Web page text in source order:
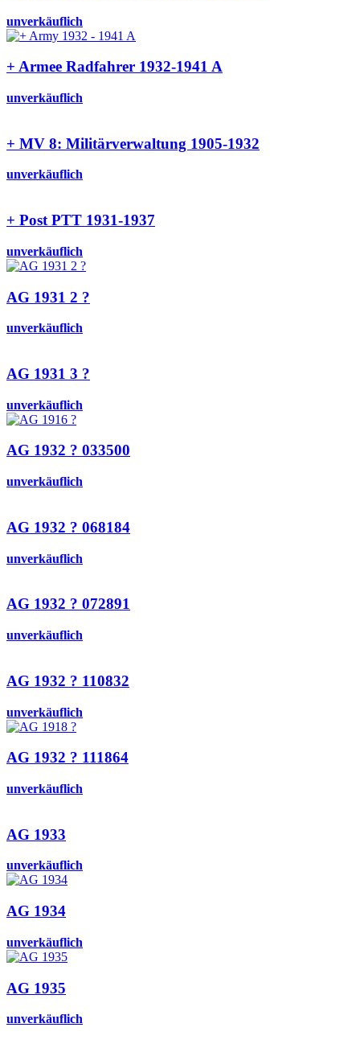
unverkäuflich
+ Armee Radfahrer 1932-1941 A
unverkäuflich
+ MV 8: Militärverwaltung 1905-1932
unverkäuflich
+ Post PTT 1931-1937
unverkäuflich
AG 1931 2 ?
unverkäuflich
AG 1931 3 ?
unverkäuflich
AG 1932 ? 033500
unverkäuflich
AG 1932 ? 068184
unverkäuflich
AG 1932 ? 072891
unverkäuflich
AG 1932 ? 110832
unverkäuflich
AG 1932 ? 111864
unverkäuflich
AG 1933
unverkäuflich
AG 1934
unverkäuflich
AG 1935
unverkäuflich